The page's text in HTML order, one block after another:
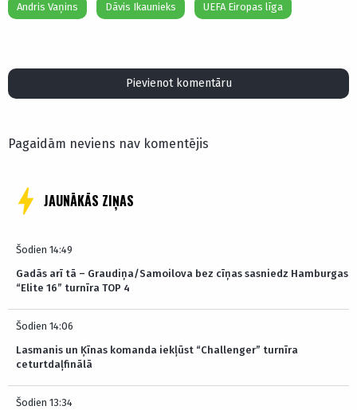
Andris Vaņins Dāvis Ikaunieks UEFA Eiropas līga
Pievienot komentāru
Pagaidām neviens nav komentējis
JAUNĀKĀS ZIŅAS
Šodien 14:49
Gadās arī tā – Graudiņa/Samoilova bez cīņas sasniedz Hamburgas
“Elite 16” turnīra TOP 4
Šodien 14:06
Lasmanis un Ķīnas komanda iekļūst “Challenger” turnīra
ceturtdaļfinālā
Šodien 13:34